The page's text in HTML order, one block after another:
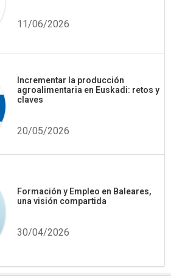
11/06/2026
Incrementar la producción
agroalimentaria en Euskadi: retos y
claves
20/05/2026
Formación y Empleo en Baleares,
una visión compartida
30/04/2026